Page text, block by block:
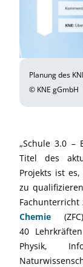
Planung des
© KNE gGmbH
„Schule 3.0 –
Titel des
Projekts ist
zu
Chemie
40
Physik,